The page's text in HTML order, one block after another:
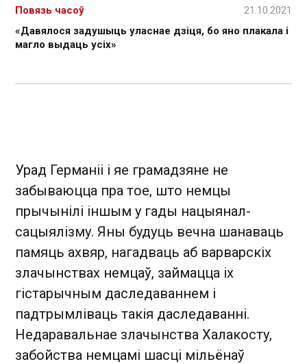
«Давялося задушыць уласнае дзіця, бо яно плакала і
магло выдаць усіх»
Повязь часоў 21.10.2021
Урад Германіі і яе грамадзяне не
забываюцца пра тое, што немцы
прычынілі іншым у гады нацыянал-
сацыялізму. Яны будуць вечна шанаваць
памяць ахвяр, нагадваць аб варварскіх
злачынствах немцаў, займацца іх
гістарычным даследаваннем і
падтрымліваць такія даследаванні.
Недаравальнае злачынства Халакосту,
забойства немцамі шасці мільёнаў